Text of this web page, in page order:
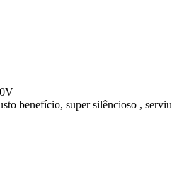
benefício, super silêncioso , serviu